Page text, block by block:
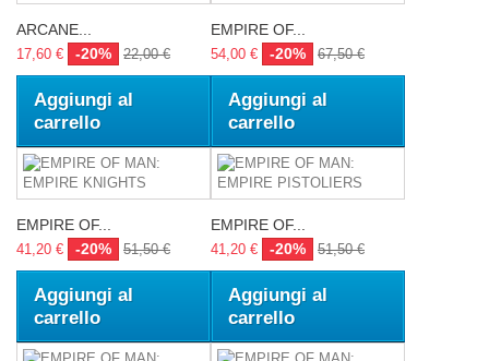
ARCANE...
17,60 € -20% 22,00 €
Aggiungi al
carrello
EMPIRE OF...
54,00 € -20% 67,50 €
Aggiungi al
carrello
EMPIRE OF...
41,20 € -20% 51,50 €
Aggiungi al
carrello
EMPIRE OF...
41,20 € -20% 51,50 €
Aggiungi al
carrello